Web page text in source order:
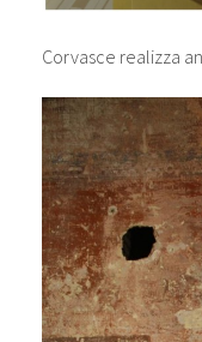
Corvasce realizza